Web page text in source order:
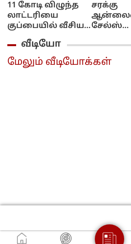
11 கோடி விழுந்த
லாட்டரியை
குப்பையில் வீசிய
பெண்!..
அவசரப்பட்டீங்களே
ஆண்ட்டி!...
சரக்கு
சேல்ஸ்
புக்கிங்
அமைச்சர்
வீடியோ
மேலும் வீடியோக்கள்